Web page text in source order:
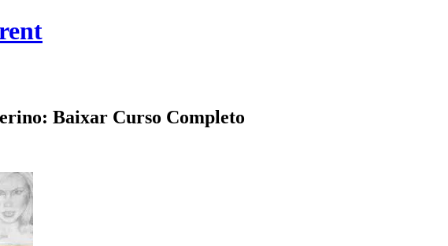
Baixar Curso Completo